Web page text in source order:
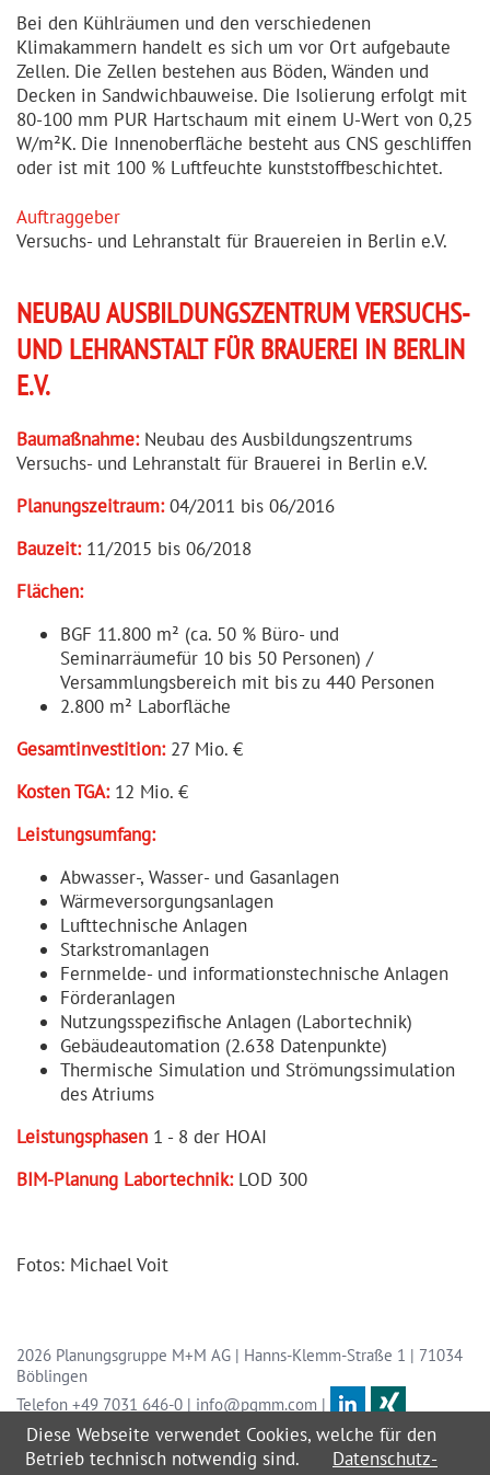
Bei den Kühlräumen und den verschiedenen
Klimakammern handelt es sich um vor Ort aufgebaute
Zellen. Die Zellen bestehen aus Böden, Wänden und
Decken in Sandwich­bauweise. Die Isolierung erfolgt mit
80-100 mm PUR Hartschaum mit einem U-Wert von 0,25
W/m²K. Die Innenober­fläche besteht aus CNS geschliffen
oder ist mit 100 % Luftfeuchte kunststoff­be­schichtet.
Auftraggeber
Versuchs- und Lehranstalt für Brauereien in Berlin e.V.
NEUBAU AUSBIL­DUNGS­ZENTRUM VERSUCHS-
UND LEHRANSTALT FÜR BRAUEREI IN BERLIN
E.V.
Baumaßnahme: Neubau des Ausbil­dungs­zentrums
Versuchs- und Lehranstalt für Brauerei in Berlin e.V.
Planungs­zeitraum:04/2011 bis 06/2016
Bauzeit:11/2015 bis 06/2018
Flächen:
BGF 11.800 m² (ca. 50 % Büro- und
Seminarräumefür 10 bis 50 Personen) /
Versammlungsbereich mit bis zu 440 Personen
2.800 m² Laborfläche
Gesamt­in­ves­tition: 27 Mio. €
Kosten TGA: 12 Mio. €
Leistungs­umfang:
Abwasser-, Wasser- und Gasanlagen
Wärmeversorgungsanlagen
Lufttechnische Anlagen
Starkstromanlagen
Fernmelde- und informationstechnische Anlagen
Förderanlagen
Nutzungsspezifische Anlagen (Labortechnik)
Gebäudeautomation (2.638 Datenpunkte)
Thermische Simulation und Strömungssimulation
des Atriums
Leistungs­phasen 1 - 8 der HOAI
BIM-Planung Labortechnik: LOD 300
Fotos: Michael Voit
2026 Planungsgruppe M+M AG | Hanns-Klemm-Straße 1 | 71034
Böblingen
Telefon +49 7031 646-0 | info@pgmm.com |
Navigation
überspringen
Impressum
Datenschutz
Diese Webseite verwendet Cookies, welche für den
Betrieb technisch notwendig sind.
Datenschutz­